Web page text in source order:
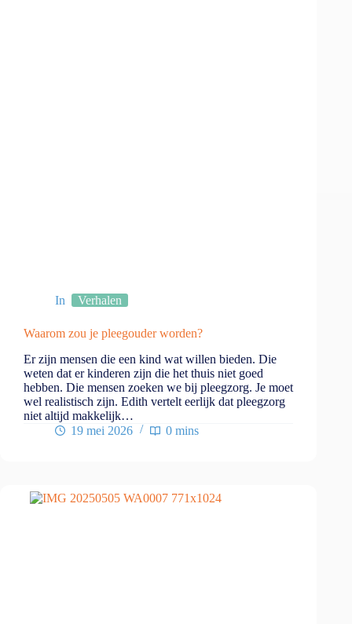
In Verhalen
Waarom zou je pleegouder worden?
Er zijn mensen die een kind wat willen bieden. Die
weten dat er kinderen zijn die het thuis niet goed
hebben. Die mensen zoeken we bij pleegzorg. Je moet
wel realistisch zijn. Edith vertelt eerlijk dat pleegzorg
niet altijd makkelijk…
19 mei 2026
0 mins